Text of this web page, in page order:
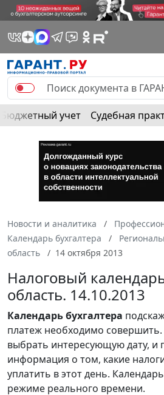
Бюджетный учет Судебная
Новости и аналитика
Календарь бухгалтера
область
14 октября 2013
Налоговый
область. 14.10.2013
Календарьбухгалтера
платеж необходимо
выбрать интересующую дату, и
информация о том, какие
уплатить в этот день.
режиме реального времени.